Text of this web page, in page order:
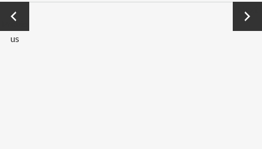
←
Previo
us
Next
→